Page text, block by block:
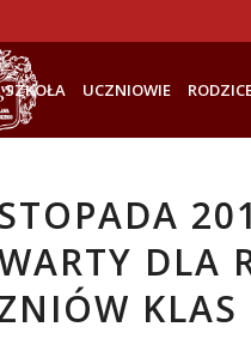
SZKOŁA UCZNIOWIE
DLA